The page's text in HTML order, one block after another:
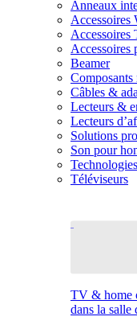
Anneaux
Accessoires
Accessoires
Accessoires
Beamer
Composants
Câbles &
Lecteurs &
Lecteurs
Solutions
Son pour
Téléviseurs
TV & home
dans la salle